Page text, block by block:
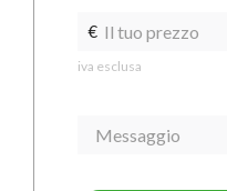
€
iva esclusa